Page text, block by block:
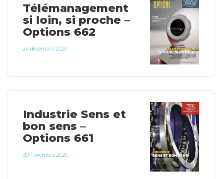
Télémanagement
si loin, si proche –
Options 662
24 décembre 2020
Industrie Sens et
bon sens –
Options 661
30 novembre 2020